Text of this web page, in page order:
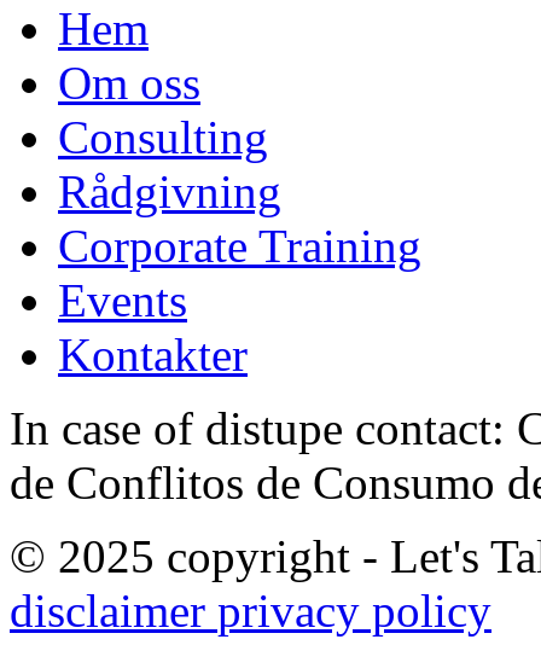
Hem
Om oss
Consulting
Rådgivning
Corporate Training
Events
Kontakter
In case of distupe contact:
de Conflitos de Consumo
© 2025 copyright - Let's
disclaimer privacy policy